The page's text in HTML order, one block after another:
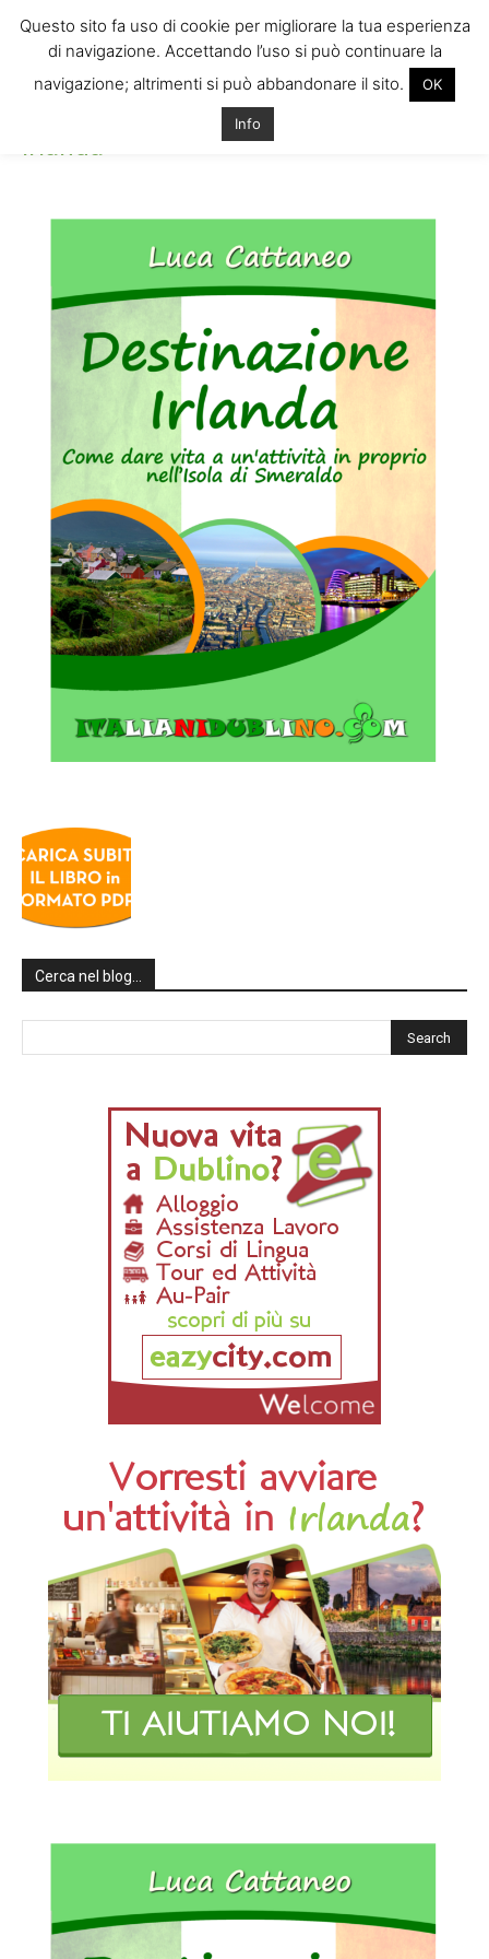
irlanda
Cerca nel blog…
Questo sito fa uso di cookie per migliorare la tua esperienza
di navigazione. Accettando l’uso si può continuare la
navigazione; altrimenti si può abbandonare il sito.
OK
Info